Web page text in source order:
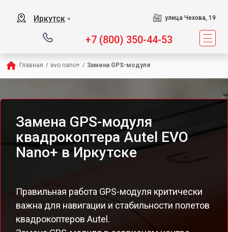
Иркутск ▼ улица Чехова, 19
+7 (800) 350-44-53
Главная / evo nano+ / Замена GPS-модуля
Замена GPS-модуля
квадрокоптера Autel EVO
Nano+ в Иркутске
Правильная работа GPS-модуля критически
важна для навигации и стабильности полетов
квадрокоптеров Autel.